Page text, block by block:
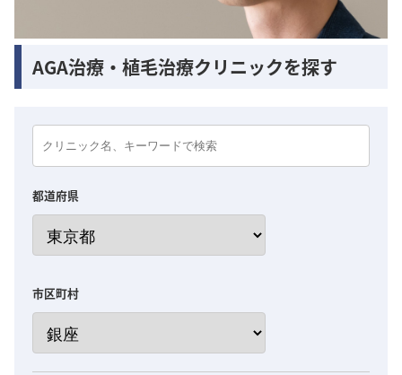
AGA治療・植毛治療クリニックを探す
都道府県
市区町村